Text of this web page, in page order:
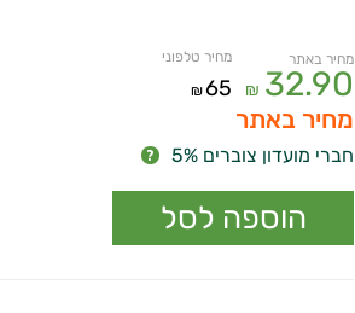
מחיר באתר
32.90
₪
מחיר טלפוני
65
₪
מחיר באתר
חברי מועדון צוברים 5%